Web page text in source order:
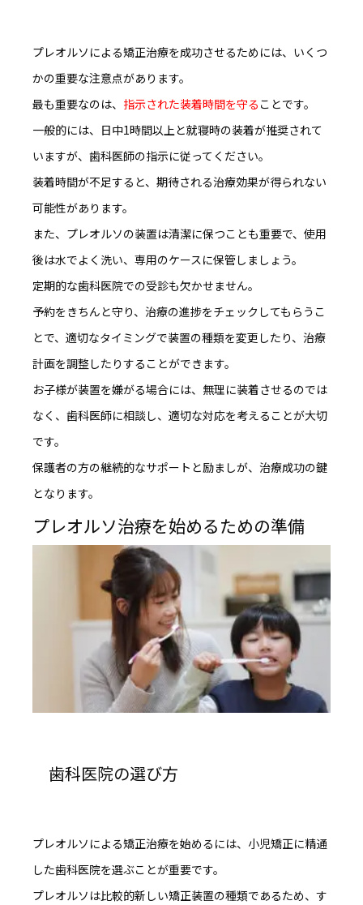
プレオルソによる矯正治療を成功させるためには、いくつ
かの重要な注意点があります。
最も重要なのは、 指示された装着時間を守る ことです。
一般的には、日中1時間以上と就寝時の装着が推奨されて
いますが、歯科医師の指示に従ってください。
装着時間が不足すると、期待される治療効果が得られない
可能性があります。
また、プレオルソの装置は清潔に保つことも重要で、 使用
後は水でよく洗い、専用のケースに保管しましょう。
定期的な歯科医院での受診も欠かせません。
予約をきちんと守り、治療の進捗をチェックしてもらうこ
とで、適切なタイミングで装置の種類を変更したり、治療
計画を調整したりすることができます。
お子様が装置を嫌がる場合には、無理に装着させるのでは
なく、歯科医師に相談し、適切な対応を考えることが大切
です。
保護者の方の継続的なサポートと励ましが、治療成功の鍵
となります。
プレオルソ治療を始めるための準備
歯科医院の選び方
プレオルソによる矯正治療を始めるには、 小児矯正に精通
した歯科医院を選ぶことが重要です。
プレオルソは比較的新しい矯正装置の種類であるため、す